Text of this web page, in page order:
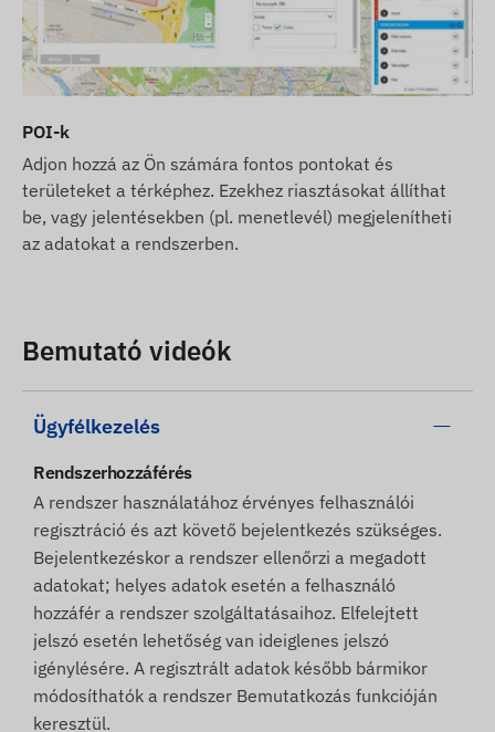
POI-k
Adjon hozzá az Ön számára fontos pontokat és
területeket a térképhez. Ezekhez riasztásokat állíthat
be, vagy jelentésekben (pl. menetlevél) megjelenítheti
az adatokat a rendszerben.
Bemutató videók
Ügyfélkezelés
Rendszerhozzáférés
A rendszer használatához érvényes felhasználói
regisztráció és azt követő bejelentkezés szükséges.
Bejelentkezéskor a rendszer ellenőrzi a megadott
adatokat; helyes adatok esetén a felhasználó
hozzáfér a rendszer szolgáltatásaihoz. Elfelejtett
jelszó esetén lehetőség van ideiglenes jelszó
igénylésére. A regisztrált adatok később bármikor
módosíthatók a rendszer Bemutatkozás funkcióján
keresztül.